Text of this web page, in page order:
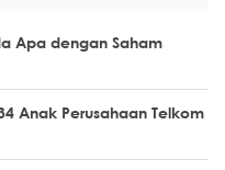
Apa dengan Saham
Anak Perusahaan Telkom